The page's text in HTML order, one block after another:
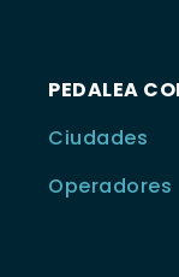
PEDALEA
Ciudades
Operadores